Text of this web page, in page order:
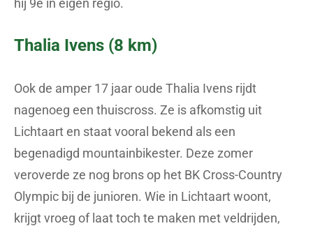
hij 9e in eigen regio.
Thalia Ivens (8 km)
Ook de amper 17 jaar oude Thalia Ivens rijdt
nagenoeg een thuiscross. Ze is afkomstig uit
Lichtaart en staat vooral bekend als een
begenadigd mountainbikester. Deze zomer
veroverde ze nog brons op het BK Cross-Country
Olympic bij de junioren. Wie in Lichtaart woont,
krijgt vroeg of laat toch te maken met veldrijden,